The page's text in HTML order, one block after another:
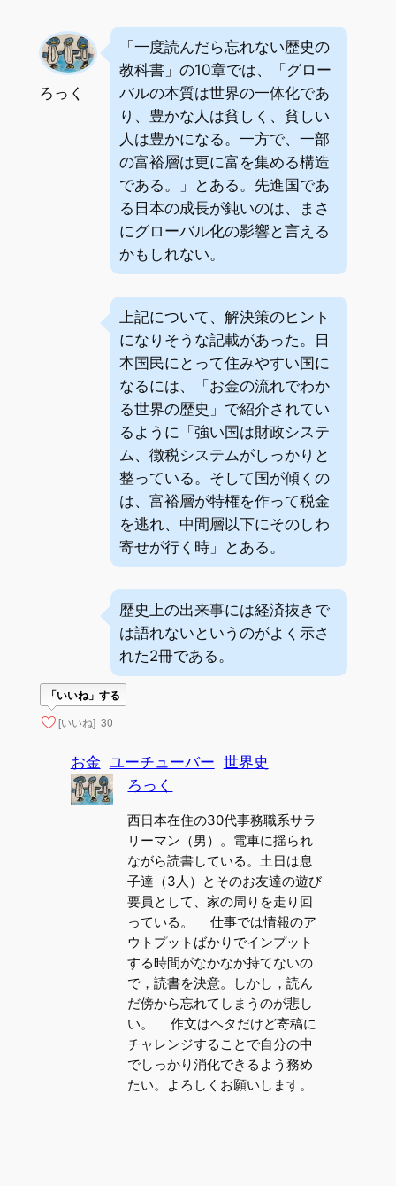
ろっく
「一度読んだら忘れない歴史の
教科書」の10章では、「グロー
バルの本質は世界の一体化であ
り、豊かな人は貧しく、貧しい
人は豊かになる。一方で、一部
の富裕層は更に富を集める構造
である。」とある。先進国であ
る日本の成長が鈍いのは、まさ
にグローバル化の影響と言える
かもしれない。
上記について、解決策のヒント
になりそうな記載があった。日
本国民にとって住みやすい国に
なるには、「お金の流れでわか
る世界の歴史」で紹介されてい
るように「強い国は財政システ
ム、徴税システムがしっかりと
整っている。そして国が傾くの
は、富裕層が特権を作って税金
を逃れ、中間層以下にそのしわ
寄せが行く時」とある。
歴史上の出来事には経済抜きで
は語れないというのがよく示さ
れた2冊である。
「いいね」する
[いいね] 30
お金 ユーチューバー 世界史
ろっく
西日本在住の30代事務職系サラ
リーマン（男）。電車に揺られ
ながら読書している。土日は息
子達（3人）とそのお友達の遊び
要員として、家の周りを走り回
っている。 仕事では情報のア
ウトプットばかりでインプット
する時間がなかなか持てないの
で，読書を決意。しかし，読ん
だ傍から忘れてしまうのが悲し
い。 作文はヘタだけど寄稿に
チャレンジすることで自分の中
でしっかり消化できるよう務め
たい。よろしくお願いします。